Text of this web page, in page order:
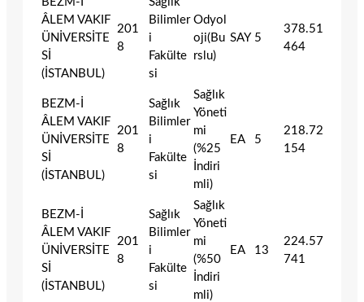
ÂLEM VAKIF
ÜNİVERSİTE
Sİ
(İSTANBUL)
201
8
Bilimler
i
Fakülte
si
Odyol
oji(Bu
rslu)
SAY 5
378.51
464
BEZM-İ
ÂLEM VAKIF
ÜNİVERSİTE
Sİ
(İSTANBUL)
201
8
Sağlık
Bilimler
i
Fakülte
si
Sağlık
Yöneti
mi
(%25
İndiri
mli)
EA 5
218.72
154
BEZM-İ
ÂLEM VAKIF
ÜNİVERSİTE
Sİ
(İSTANBUL)
201
8
Sağlık
Bilimler
i
Fakülte
si
Sağlık
Yöneti
mi
(%50
İndiri
mli)
EA 13
224.57
741